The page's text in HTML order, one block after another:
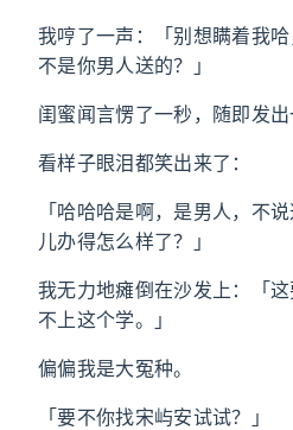
我哼了一声：「别想瞒着我
不是你男人送的？」
闺蜜闻言愣了一秒，随即发出
看样子眼泪都笑出来了：
「哈哈哈是啊，是男人，不
儿办得怎么样了？」
我无力地瘫倒在沙发上：「
不上这个学。」
偏偏我是大冤种。
「要不你找宋屿安试试？」